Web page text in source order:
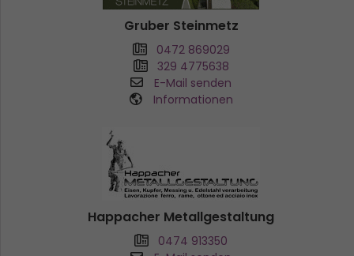
Gruber Steinmetz
0472 869029
329 4775638
E-Mail senden
Informationen
Happacher Metallgestaltung
0474 913350